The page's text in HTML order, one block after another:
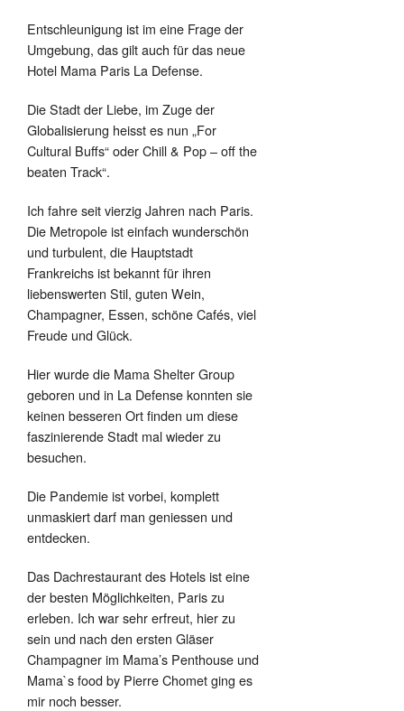
Entschleunigung ist im eine Frage der
Umgebung, das gilt auch für das neue
Hotel Mama Paris La Defense.
Die Stadt der Liebe, im Zuge der
Globalisierung heisst es nun „For
Cultural Buffs“ oder Chill & Pop – off the
beaten Track“.
Ich fahre seit vierzig Jahren nach Paris.
Die Metropole ist einfach wunderschön
und turbulent, die Hauptstadt
Frankreichs ist bekannt für ihren
liebenswerten Stil, guten Wein,
Champagner, Essen, schöne Cafés, viel
Freude und Glück.
Hier wurde die Mama Shelter Group
geboren und in La Defense konnten sie
keinen besseren Ort finden um diese
faszinierende Stadt mal wieder zu
besuchen.
Die Pandemie ist vorbei, komplett
unmaskiert darf man geniessen und
entdecken.
Das Dachrestaurant des Hotels ist eine
der besten Möglichkeiten, Paris zu
erleben. Ich war sehr erfreut, hier zu
sein und nach den ersten Gläser
Champagner im Mama’s Penthouse und
Mama`s food by Pierre Chomet ging es
mir noch besser.